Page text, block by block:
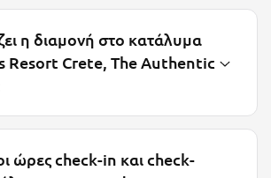
η διαμονή στο κατάλυμα
Resort Crete, The Authentic
ώρες check-in και check-